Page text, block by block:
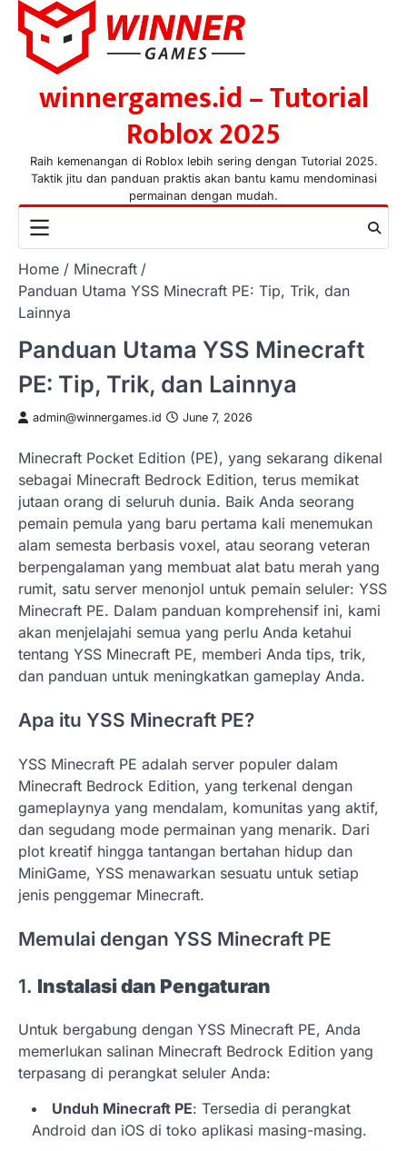
Skip
content
winnergames.id – Tutorial
Roblox 2025
Raih kemenangan di Roblox lebih sering dengan Tutorial 2025.
Taktik jitu dan panduan praktis akan bantu kamu mendominasi
permainan dengan mudah.
Home
Minecraft
Panduan Utama YSS Minecraft PE: Tip, Trik, dan
Lainnya
Panduan Utama YSS Minecraft
PE: Tip, Trik, dan Lainnya
admin@winnergames.id June 7, 2026
Minecraft Pocket Edition (PE), yang sekarang dikenal
sebagai Minecraft Bedrock Edition, terus memikat
jutaan orang di seluruh dunia. Baik Anda seorang
pemain pemula yang baru pertama kali menemukan
alam semesta berbasis voxel, atau seorang veteran
berpengalaman yang membuat alat batu merah yang
rumit, satu server menonjol untuk pemain seluler: YSS
Minecraft PE. Dalam panduan komprehensif ini, kami
akan menjelajahi semua yang perlu Anda ketahui
tentang YSS Minecraft PE, memberi Anda tips, trik,
dan panduan untuk meningkatkan gameplay Anda.
Apa itu YSS Minecraft PE?
YSS Minecraft PE adalah server populer dalam
Minecraft Bedrock Edition, yang terkenal dengan
gameplaynya yang mendalam, komunitas yang aktif,
dan segudang mode permainan yang menarik. Dari
plot kreatif hingga tantangan bertahan hidup dan
MiniGame, YSS menawarkan sesuatu untuk setiap
jenis penggemar Minecraft.
Memulai dengan YSS Minecraft PE
1. Instalasi dan Pengaturan
Untuk bergabung dengan YSS Minecraft PE, Anda
memerlukan salinan Minecraft Bedrock Edition yang
terpasang di perangkat seluler Anda:
Unduh Minecraft PE: Tersedia di perangkat
Android dan iOS di toko aplikasi masing-masing.